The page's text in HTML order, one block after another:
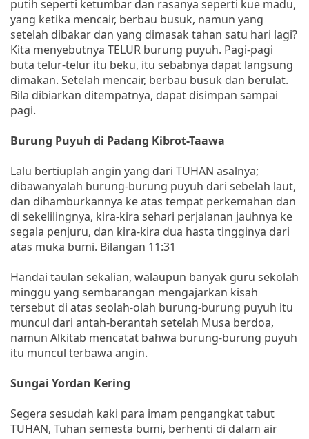
putih seperti ketumbar dan rasanya seperti kue madu,
yang ketika mencair, berbau busuk, namun yang
setelah dibakar dan yang dimasak tahan satu hari lagi?
Kita menyebutnya TELUR burung puyuh. Pagi-pagi
buta telur-telur itu beku, itu sebabnya dapat langsung
dimakan. Setelah mencair, berbau busuk dan berulat.
Bila dibiarkan ditempatnya, dapat disimpan sampai
pagi.
Burung Puyuh di Padang Kibrot-Taawa
Lalu bertiuplah angin yang dari TUHAN asalnya;
dibawanyalah burung-burung puyuh dari sebelah laut,
dan dihamburkannya ke atas tempat perkemahan dan
di sekelilingnya, kira-kira sehari perjalanan jauhnya ke
segala penjuru, dan kira-kira dua hasta tingginya dari
atas muka bumi. Bilangan 11:31
Handai taulan sekalian, walaupun banyak guru sekolah
minggu yang sembarangan mengajarkan kisah
tersebut di atas seolah-olah burung-burung puyuh itu
muncul dari antah-berantah setelah Musa berdoa,
namun Alkitab mencatat bahwa burung-burung puyuh
itu muncul terbawa angin.
Sungai Yordan Kering
Segera sesudah kaki para imam pengangkat tabut
TUHAN, Tuhan semesta bumi, berhenti di dalam air